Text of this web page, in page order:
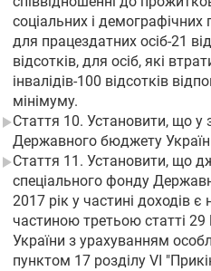
соціальних і
для працездатних осіб-21
відсотків, для осіб, які
інвалідів-100 відсотків
мінімуму.
Стаття 10. Установити, що у
Державного бюджету
Стаття 11. Установити, що
спеціального фонду
2017 рік у частині доходів
частиною третьою статті
України з урахуванням
пунктом 17 розділу VI